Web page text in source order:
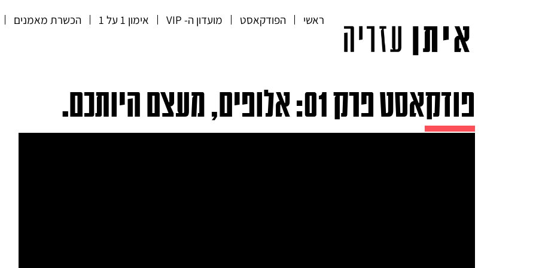
ראשי הפודקאסט מועדון ה- VIP אימון 1 על 1 הכשרת מאמנים
פודקאסט פרק 01: אלופים, מעצם היותכם.